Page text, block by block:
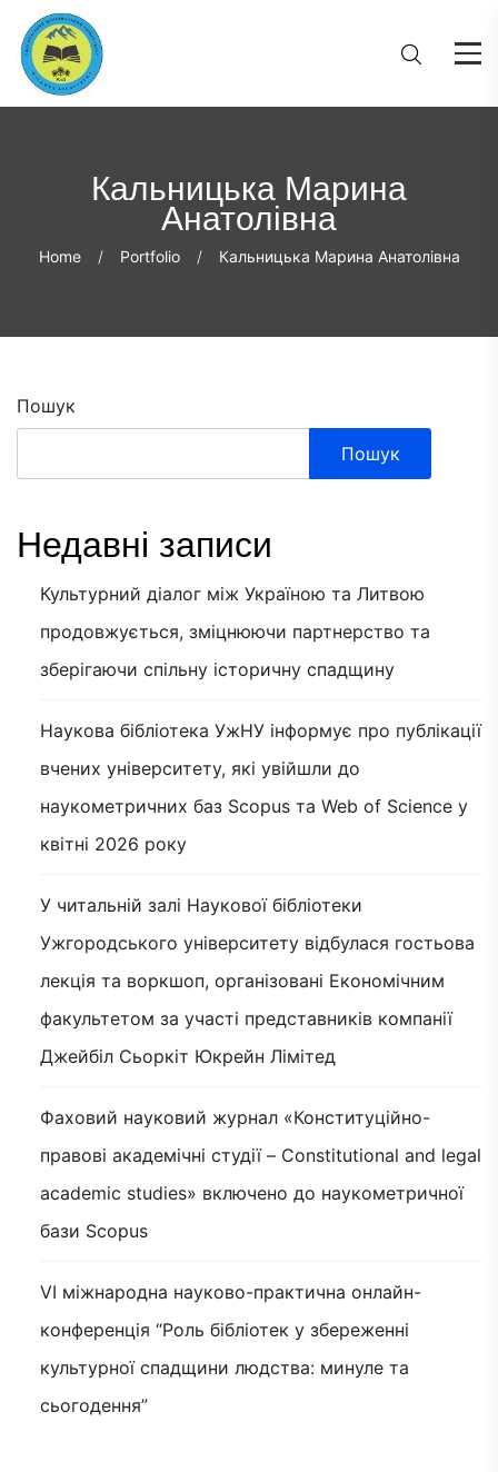
Кальницька Марина
Анатолівна
Home Portfolio Кальницька Марина Анатолівна
Пошук
Пошук
Недавні записи
Культурний діалог між Україною та Литвою
продовжується, зміцнюючи партнерство та
зберігаючи спільну історичну спадщину
Наукова бібліотека УжНУ інформує про публікації
вчених університету, які увійшли до
наукометричних баз Scopus та Web of Science у
квітні 2026 року
У читальній залі Наукової бібліотеки
Ужгородського університету відбулася гостьова
лекція та воркшоп, організовані Економічним
факультетом за участі представників компанії
Джейбіл Сьоркіт Юкрейн Лімітед
Фаховий науковий журнал «Конституційно-
правові академічні студії – Constitutional and legal
academic studies» включено до наукометричної
бази Scopus
VI міжнародна науково-практична онлайн-
конференція “Роль бібліотек у збереженні
культурної спадщини людства: минуле та
сьогодення”